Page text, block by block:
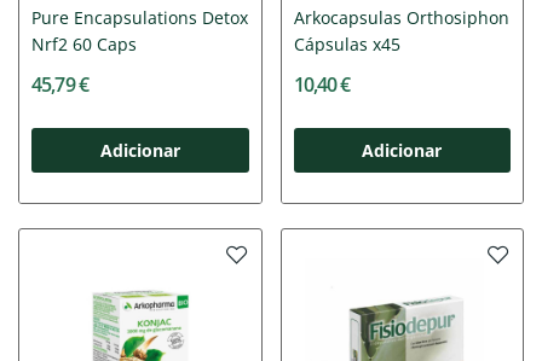
Pure Encapsulations Detox
Nrf2 60 Caps
45,79 €
Adicionar
Arkocapsulas Orthosiphon
Cápsulas x45
10,40 €
Adicionar